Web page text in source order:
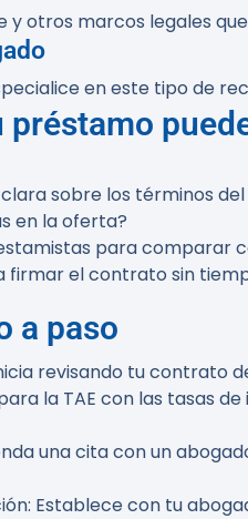
y otros marcos legales
en este tipo de
sobre los términos
en la oferta?
para comparar
firmar el contrato sin
a paso
revisando tu contrato
la TAE con las tasas
una cita con un
: Establece con tu